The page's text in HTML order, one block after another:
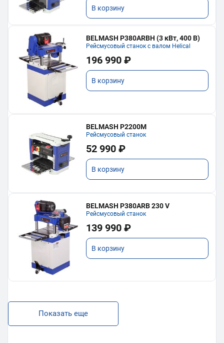
В корзину
BELMASH P380ARBH (3 кВт, 400 В)
Рейсмусовый станок с валом Helical
196 990 ₽
В корзину
BELMASH P2200M
Рейсмусовый станок
52 990 ₽
В корзину
BELMASH P380ARB 230 V
Рейсмусовый станок
139 990 ₽
В корзину
Показать еще